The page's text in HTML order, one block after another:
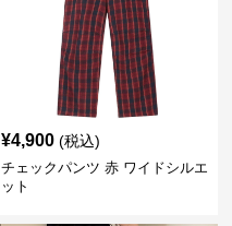
¥4,900 (税込)
チェックパンツ 赤 ワイドシルエ
ット